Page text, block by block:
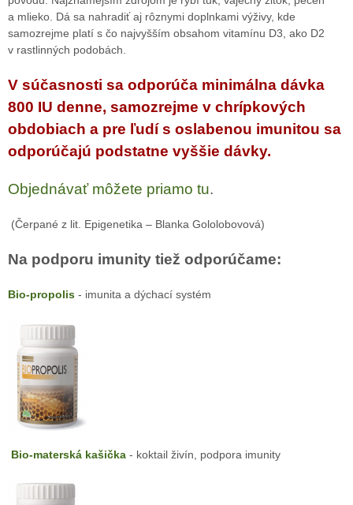
a mlieko. Dá sa nahradiť aj rôznymi doplnkami výživy, kde
samozrejme platí s čo najvyšším obsahom vitamínu D3, ako D2
v rastlinných podobách.
V súčasnosti sa odporúča minimálna dávka
800 IU denne, samozrejme v chrípkových
obdobiach a pre ľudí s oslabenou imunitou sa
odporúčajú podstatne vyššie dávky.
Objednávať môžete priamo tu.
(Čerpané z lit. Epigenetika – Blanka Gololobovová)
Na podporu imunity tiež odporúčame:
Bio-propolis- imunita a dýchací systém
Bio-materská kašička- koktail živín, podpora imunity